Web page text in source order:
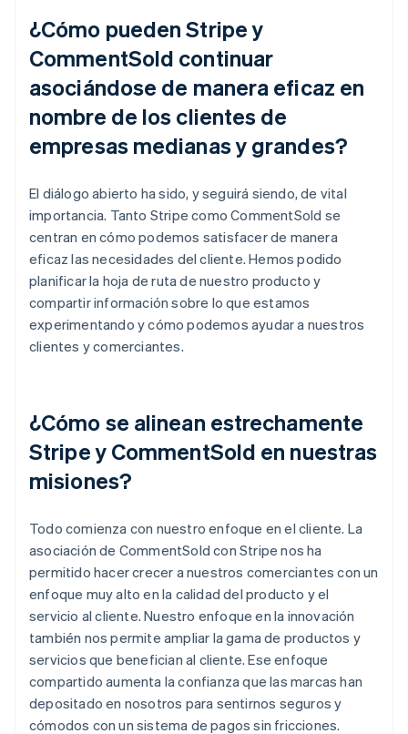
¿Cómo pueden Stripe y
CommentSold continuar
asociándose de manera eficaz en
nombre de los clientes de
empresas medianas y grandes?
El diálogo abierto ha sido, y seguirá siendo, de vital
importancia. Tanto Stripe como CommentSold se
centran en cómo podemos satisfacer de manera
eficaz las necesidades del cliente. Hemos podido
planificar la hoja de ruta de nuestro producto y
compartir información sobre lo que estamos
experimentando y cómo podemos ayudar a nuestros
clientes y comerciantes.
¿Cómo se alinean estrechamente
Stripe y CommentSold en nuestras
misiones?
Todo comienza con nuestro enfoque en el cliente. La
asociación de CommentSold con Stripe nos ha
permitido hacer crecer a nuestros comerciantes con un
enfoque muy alto en la calidad del producto y el
servicio al cliente. Nuestro enfoque en la innovación
también nos permite ampliar la gama de productos y
servicios que benefician al cliente. Ese enfoque
compartido aumenta la confianza que las marcas han
depositado en nosotros para sentirnos seguros y
cómodos con un sistema de pagos sin fricciones.